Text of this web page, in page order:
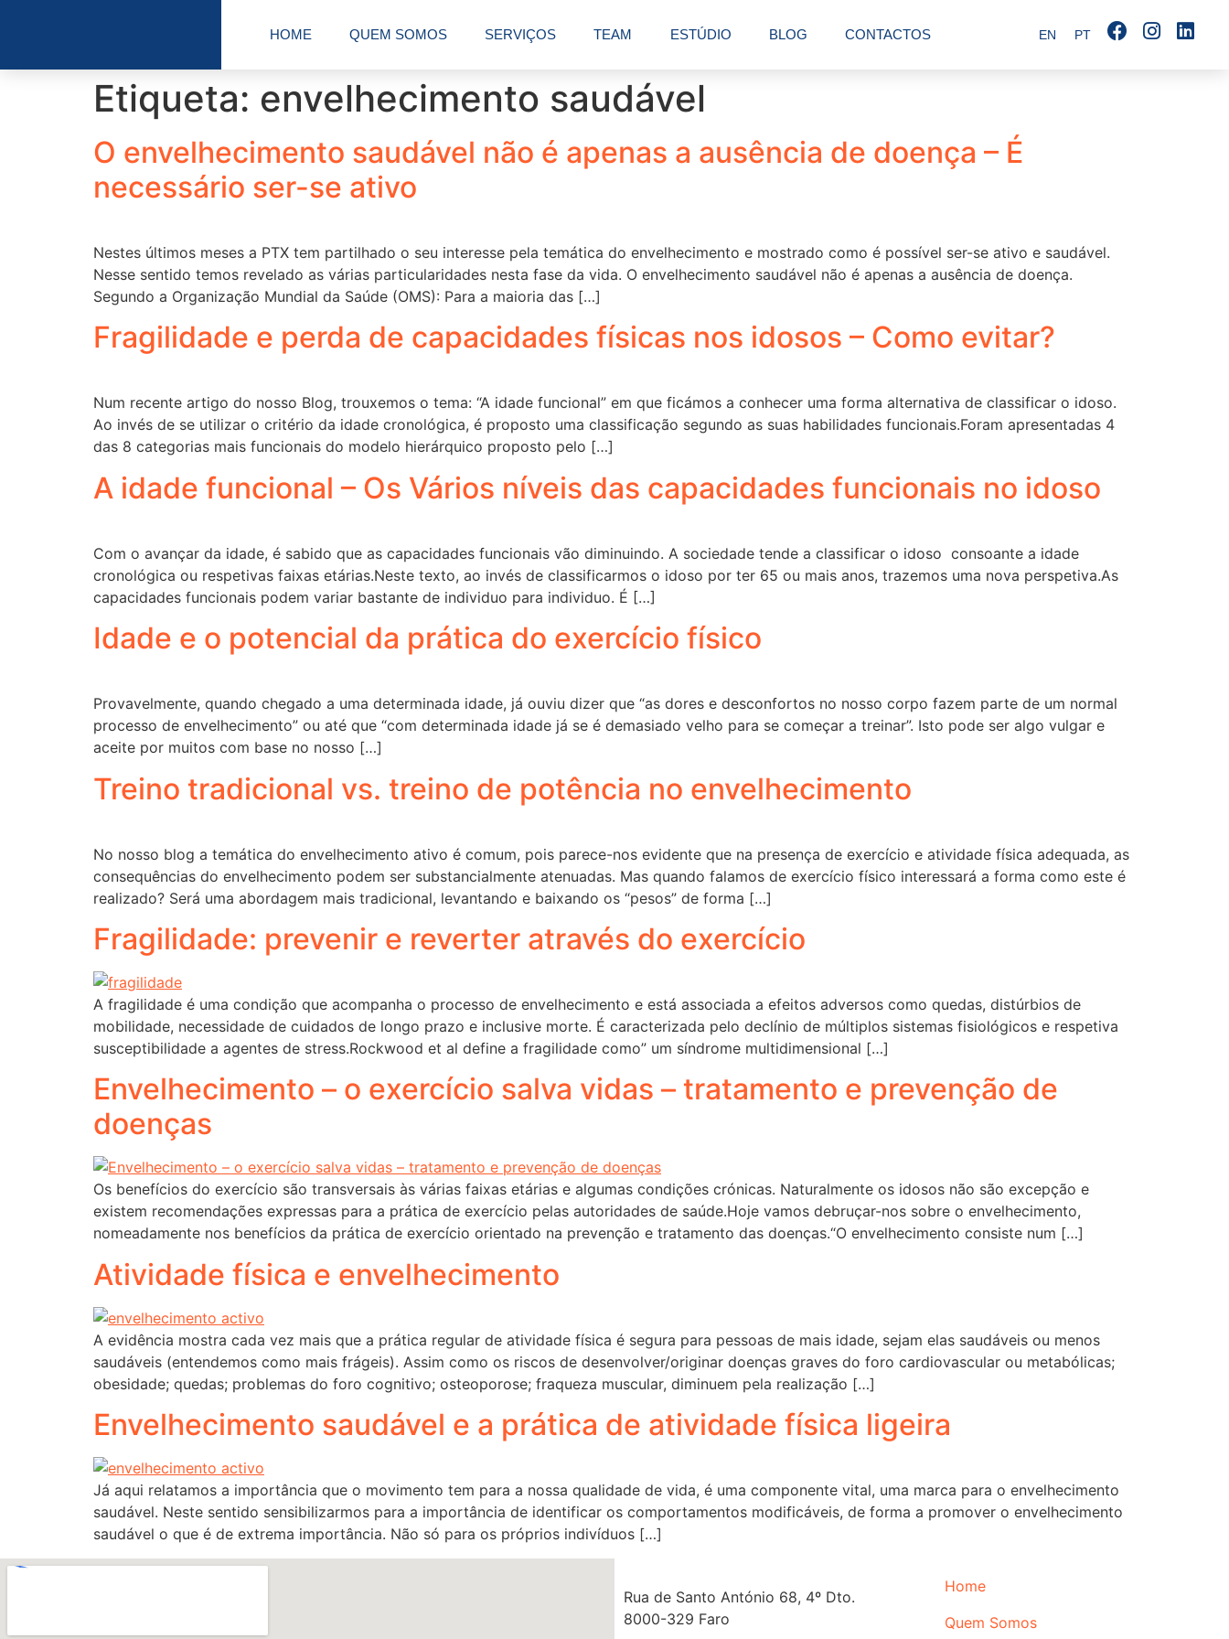
HOME QUEM SOMOS SERVIÇOS TEAM ESTÚDIO BLOG CONTACTOS EN PT
Etiqueta: envelhecimento saudável
O envelhecimento saudável não é apenas a ausência de doença – É
necessário ser-se ativo
Nestes últimos meses a PTX tem partilhado o seu interesse pela temática do envelhecimento e mostrado como é possível ser-se ativo e saudável.
Nesse sentido temos revelado as várias particularidades nesta fase da vida. O envelhecimento saudável não é apenas a ausência de doença.
Segundo a Organização Mundial da Saúde (OMS): Para a maioria das […]
Fragilidade e perda de capacidades físicas nos idosos – Como evitar?
Num recente artigo do nosso Blog, trouxemos o tema: “A idade funcional” em que ficámos a conhecer uma forma alternativa de classificar o idoso.
Ao invés de se utilizar o critério da idade cronológica, é proposto uma classificação segundo as suas habilidades funcionais.Foram apresentadas 4
das 8 categorias mais funcionais do modelo hierárquico proposto pelo […]
A idade funcional – Os Vários níveis das capacidades funcionais no idoso
Com o avançar da idade, é sabido que as capacidades funcionais vão diminuindo. A sociedade tende a classificar o idoso consoante a idade
cronológica ou respetivas faixas etárias.Neste texto, ao invés de classificarmos o idoso por ter 65 ou mais anos, trazemos uma nova perspetiva.As
capacidades funcionais podem variar bastante de individuo para individuo. É […]
Idade e o potencial da prática do exercício físico
Provavelmente, quando chegado a uma determinada idade, já ouviu dizer que “as dores e desconfortos no nosso corpo fazem parte de um normal
processo de envelhecimento” ou até que “com determinada idade já se é demasiado velho para se começar a treinar”. Isto pode ser algo vulgar e
aceite por muitos com base no nosso […]
Treino tradicional vs. treino de potência no envelhecimento
No nosso blog a temática do envelhecimento ativo é comum, pois parece-nos evidente que na presença de exercício e atividade física adequada, as
consequências do envelhecimento podem ser substancialmente atenuadas. Mas quando falamos de exercício físico interessará a forma como este é
realizado? Será uma abordagem mais tradicional, levantando e baixando os “pesos” de forma […]
Fragilidade: prevenir e reverter através do exercício
A fragilidade é uma condição que acompanha o processo de envelhecimento e está associada a efeitos adversos como quedas, distúrbios de
mobilidade, necessidade de cuidados de longo prazo e inclusive morte. É caracterizada pelo declínio de múltiplos sistemas fisiológicos e respetiva
susceptibilidade a agentes de stress.Rockwood et al define a fragilidade como” um síndrome multidimensional […]
Envelhecimento – o exercício salva vidas – tratamento e prevenção de
doenças
Os benefícios do exercício são transversais às várias faixas etárias e algumas condições crónicas. Naturalmente os idosos não são excepção e
existem recomendações expressas para a prática de exercício pelas autoridades de saúde.Hoje vamos debruçar-nos sobre o envelhecimento,
nomeadamente nos benefícios da prática de exercício orientado na prevenção e tratamento das doenças.“O envelhecimento consiste num […]
Atividade física e envelhecimento
A evidência mostra cada vez mais que a prática regular de atividade física é segura para pessoas de mais idade, sejam elas saudáveis ou menos
saudáveis (entendemos como mais frágeis). Assim como os riscos de desenvolver/originar doenças graves do foro cardiovascular ou metabólicas;
obesidade; quedas; problemas do foro cognitivo; osteoporose; fraqueza muscular, diminuem pela realização […]
Envelhecimento saudável e a prática de atividade física ligeira
Já aqui relatamos a importância que o movimento tem para a nossa qualidade de vida, é uma componente vital, uma marca para o envelhecimento
saudável. Neste sentido sensibilizarmos para a importância de identificar os comportamentos modificáveis, de forma a promover o envelhecimento
saudável o que é de extrema importância. Não só para os próprios indivíduos […]
Rua de Santo António 68, 4º Dto.
8000-329 Faro
Home
Quem Somos